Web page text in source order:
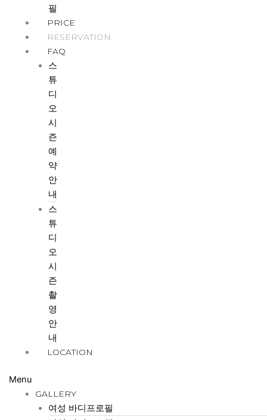
필
PRICE
RESERVATION
FAQ
스
튜
디
오
시
즌
예
약
안
내
스
튜
디
오
시
즌
촬
영
안
내
LOCATION
Menu
GALLERY
여성 바디프로필